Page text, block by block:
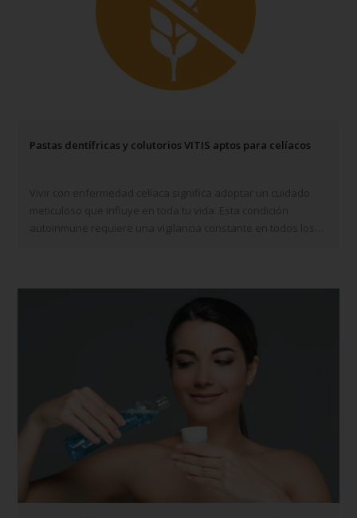
Pastas dentífricas y colutorios VITIS aptos para celíacos